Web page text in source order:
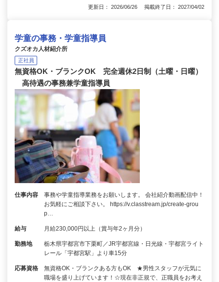
更新日： 2026/06/26 掲載終了日： 2027/04/02
学童の事務・学童指導員
クズオカ人材紹介所
正社員
無資格OK・ブランクOK 完全週休2日制（土曜・日曜）
高待遇の事務兼学童指導員
仕事内容
事務や学童指導業務をお願いします。 会社紹介動画配信中！
お気軽にご相談下さい。 https://v.classtream.jp/create-grou
p…
給与 月給230,000円以上（賞与年2ヶ月分）
勤務地
栃木県宇都宮市下栗町／JR宇都宮線・日光線・宇都宮ライト
レール「宇都宮駅」より車15分
応募資格
無資格OK・ブランクある方もOK ★男性スタッフが元気に
職場を盛り上げています！☆現在非正規で、正職員をお考え